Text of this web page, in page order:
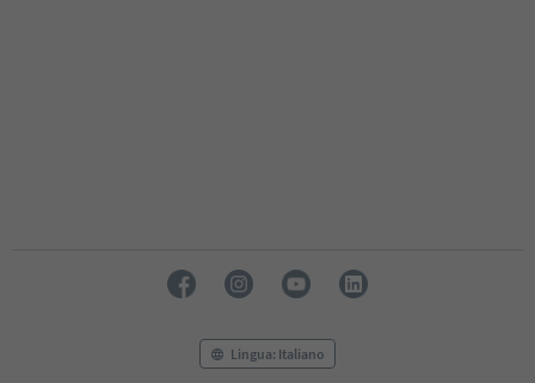
Lingua: Italiano